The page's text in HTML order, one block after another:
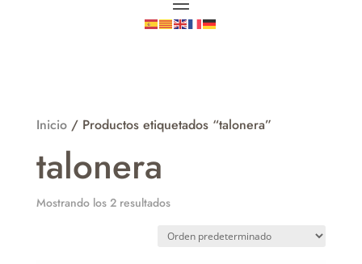
Inicio/ Productos etiquetados “talonera”
talonera
Mostrando los 2 resultados